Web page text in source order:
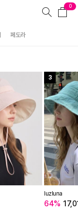
0
페도라
3
luzluna
64%